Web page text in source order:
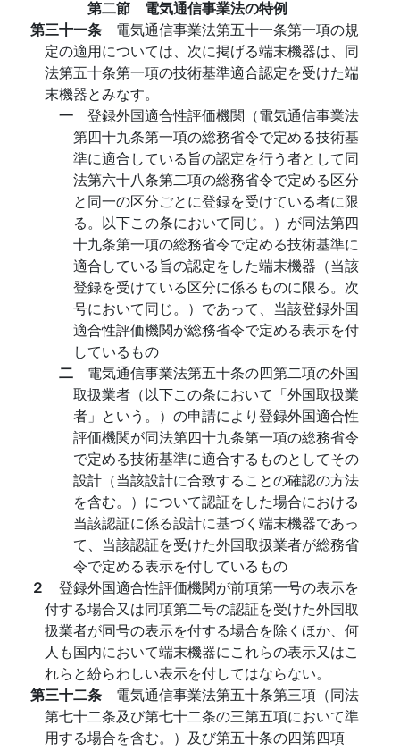
第二節 電気通信事業法の特例
第三十一条 電気通信事業法第五十一条第一項の規
定の適用については、次に掲げる端末機器は、同
法第五十条第一項の技術基準適合認定を受けた端
末機器とみなす。
一 登録外国適合性評価機関（電気通信事業法
第四十九条第一項の総務省令で定める技術基
準に適合している旨の認定を行う者として同
法第六十八条第二項の総務省令で定める区分
と同一の区分ごとに登録を受けている者に限
る。以下この条において同じ。）が同法第四
十九条第一項の総務省令で定める技術基準に
適合している旨の認定をした端末機器（当該
登録を受けている区分に係るものに限る。次
号において同じ。）であって、当該登録外国
適合性評価機関が総務省令で定める表示を付
しているもの
二 電気通信事業法第五十条の四第二項の外国
取扱業者（以下この条において「外国取扱業
者」という。）の申請により登録外国適合性
評価機関が同法第四十九条第一項の総務省令
で定める技術基準に適合するものとしてその
設計（当該設計に合致することの確認の方法
を含む。）について認証をした場合における
当該認証に係る設計に基づく端末機器であっ
て、当該認証を受けた外国取扱業者が総務省
令で定める表示を付しているもの
２ 登録外国適合性評価機関が前項第一号の表示を
付する場合又は同項第二号の認証を受けた外国取
扱業者が同号の表示を付する場合を除くほか、何
人も国内において端末機器にこれらの表示又はこ
れらと紛らわしい表示を付してはならない。
第三十二条 電気通信事業法第五十条第三項（同法
第七十二条及び第七十二条の三第五項において準
用する場合を含む。）及び第五十条の四第四項